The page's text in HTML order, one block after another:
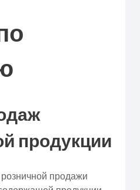
продукции
продажи